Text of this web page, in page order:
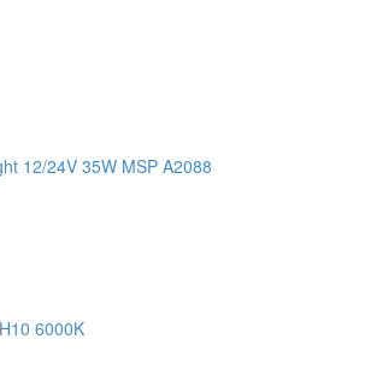
12/24V 35W MSP A2088
6000K